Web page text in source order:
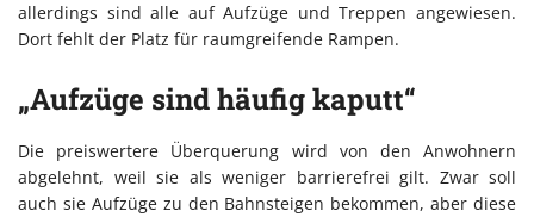
allerdings sind alle auf Aufzüge und Treppen angewiesen.
Dort fehlt der Platz für raumgreifende Rampen.
„Aufzüge sind häufig kaputt“
Die preiswertere Überquerung wird von den Anwohnern
abgelehnt, weil sie als weniger barrierefrei gilt. Zwar soll
auch sie Aufzüge zu den Bahnsteigen bekommen, aber diese